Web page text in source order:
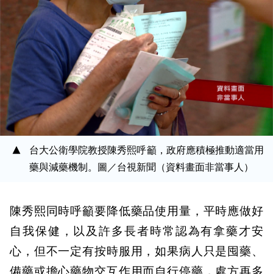
台大公衛學院教授陳秀熙呼籲，政府應積極推動適當用
藥與減藥機制。圖／台視新聞（資料畫面非當事人）
陳秀熙同時呼籲要降低藥品使用量，平時應做好
自我保健，以及許多長者時常認為有拿藥才安
心，但不一定有按時服用，如果病人只是囤藥、